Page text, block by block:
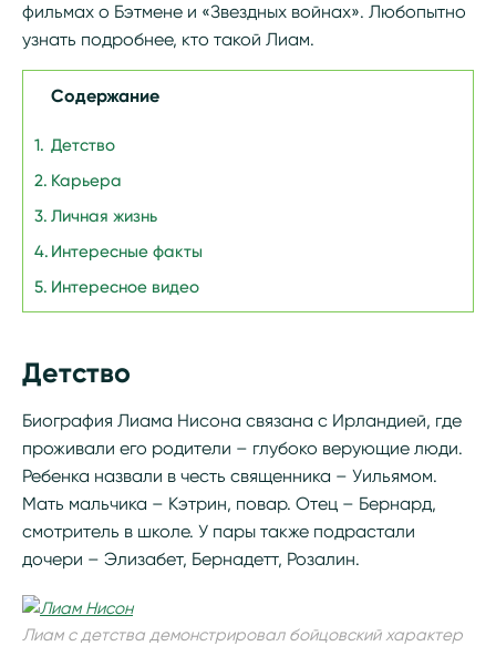
фильмах о Бэтмене и «Звездных войнах». Любопытно
узнать подробнее, кто такой Лиам.
Содержание
Детство
Карьера
Личная жизнь
Интересные факты
Интересное видео
Детство
Биография Лиама Нисона связана с Ирландией, где
проживали его родители – глубоко верующие люди.
Ребенка назвали в честь священника – Уильямом.
Мать мальчика – Кэтрин, повар. Отец – Бернард,
смотритель в школе. У пары также подрастали
дочери – Элизабет, Бернадетт, Розалин.
Лиам с детства демонстрировал бойцовский характер